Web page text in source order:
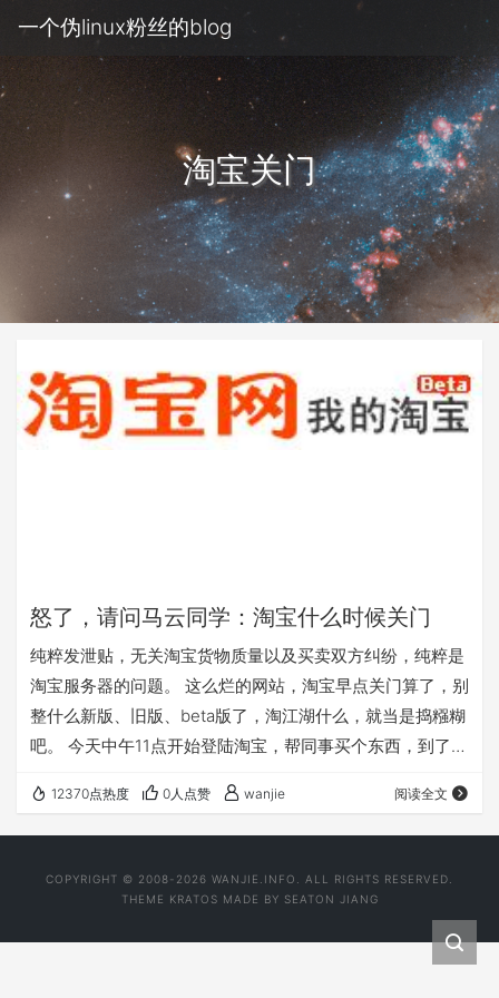
一个伪linux粉丝的blog
淘宝关门
怒了，请问马云同学：淘宝什么时候关门
纯粹发泄贴，无关淘宝货物质量以及买卖双方纠纷，纯粹是
淘宝服务器的问题。 这么烂的网站，淘宝早点关门算了，别
整什么新版、旧版、beta版了，淘江湖什么，就当是捣糨糊
吧。 今天中午11点开始登陆淘宝，帮同事买个东西，到了付
去了，期间IE还停止响应多次，firefox也试过了，上图。补
充一句，此期间上别的网站可是哗啦啦的顺畅。 选择使用其
这么烂的用户体验， 淘宝要么提前关门，要么挂个安民告
12370点热度 0人点赞 wanjie 阅读全文
COPYRIGHT © 2008-2026 WANJIE.INFO. ALL RIGHTS RESERVED.
THEME KRATOS MADE BY SEATON JIANG